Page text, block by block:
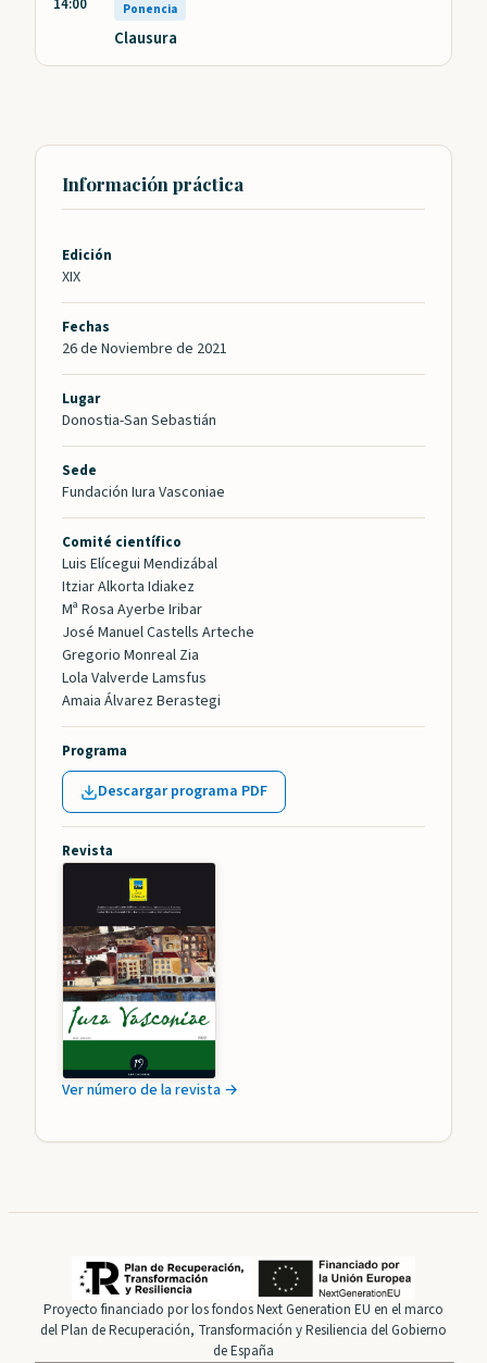
14:00 Ponencia
Clausura
Información práctica
Edición
XIX
Fechas
26 de Noviembre de 2021
Lugar
Donostia-San Sebastián
Sede
Fundación Iura Vasconiae
Comité científico
Luis Elícegui Mendizábal
Itziar Alkorta Idiakez
Mª Rosa Ayerbe Iribar
José Manuel Castells Arteche
Gregorio Monreal Zia
Lola Valverde Lamsfus
Amaia Álvarez Berastegi
Programa
Descargar programa PDF
Revista
Ver número de la revista →
Proyecto financiado por los fondos Next Generation EU en el marco
del Plan de Recuperación, Transformación y Resiliencia del Gobierno
de España